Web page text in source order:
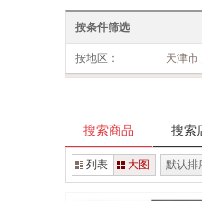
按条件筛选
按地区： 天津市
搜索商品 搜索
列表 大图 默认排